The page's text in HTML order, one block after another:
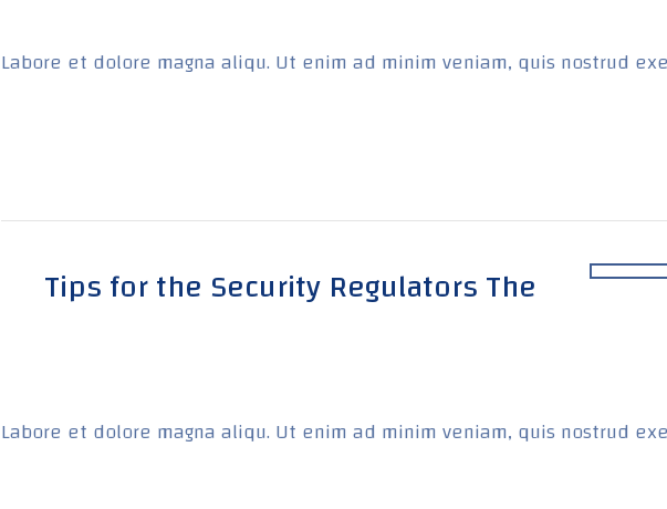
Labore et dolore magna aliqu. Ut enim ad minim veniam, quis nostrud
Tips for the Security Regulators The
Labore et dolore magna aliqu. Ut enim ad minim veniam, quis nostrud